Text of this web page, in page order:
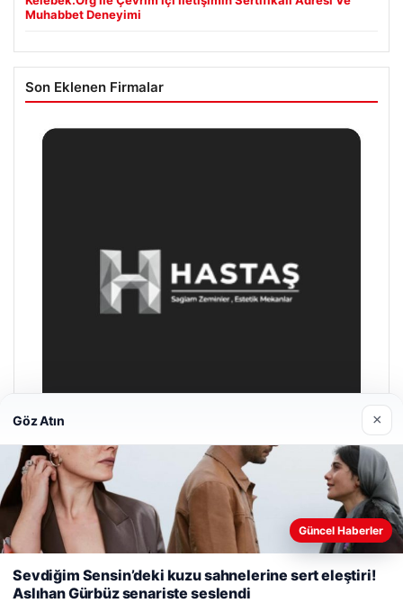
Muhabbet Deneyimi
Son Eklenen Firmalar
Enes Kaplan Avukatlık Bürosu
28/04/2026
Web sitemizi nasıl kullandığınızı daha iyi anlayabilmek,
deneyiminizi kişiselleştirmek ve geliştirmek amacıyla çerezler
kullanıyoruz. Çerez Politikamız
Reddet Kabul Et
Göz Atın ×
Güncel Haberler
Sevdiğim Sensin’deki kuzu sahnelerine sert eleştiri!
Aslıhan Gürbüz senariste seslendi